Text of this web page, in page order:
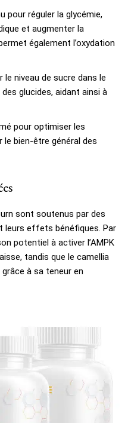
pour réguler la glycémie,
et augmenter la
également l’oxydation
le niveau de sucre dans le
glucides, aidant ainsi à
pour optimiser les
le bien-être général des
sont soutenus par des
leurs effets bénéfiques. Par
potentiel à activer l’AMPK
tandis que le camellia
à sa teneur en